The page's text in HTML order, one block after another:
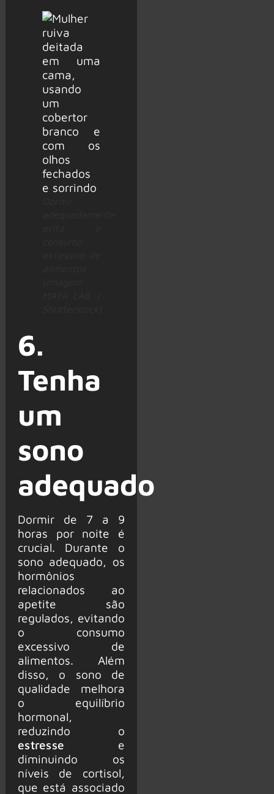
6.
Tenha
um
sono
adequado
Dormir de 7 a 9
horas por noite é
crucial. Durante o
sono adequado, os
hormônios
relacionados ao
apetite são
regulados, evitando
o consumo
excessivo de
alimentos. Além
disso, o sono de
qualidade melhora
o equilíbrio
hormonal,
reduzindo o
estresse e
diminuindo os
níveis de cortisol,
que está associado